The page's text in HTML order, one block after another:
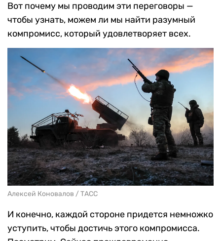
Вот почему мы проводим эти переговоры —
чтобы узнать, можем ли мы найти разумный
компромисс, который удовлетворяет всех.
Алексей Коновалов / ТАСС
И конечно, каждой стороне придется немножко
уступить, чтобы достичь этого компромисса.